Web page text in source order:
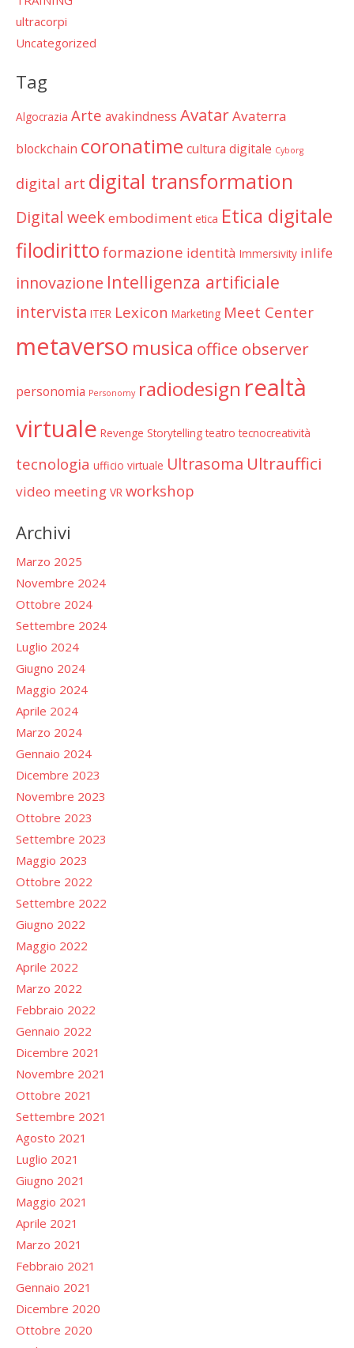
ultracorpi
Uncategorized
Tag
Algocrazia Arte avakindness AvatarAvaterra
blockchain coronatime cultura digitale Cyborg
digital art digital transformation
Digital weekembodiment etica Etica digitale
filodiritto formazione identità Immersivity inlife
innovazione Intelligenza artificiale
intervista ITER Lexicon Marketing Meet Center
metaverso musica office observer
personomia Personomy radiodesign realtà
virtuale Revenge Storytelling teatro tecnocreatività
tecnologia ufficio virtuale Ultrasoma Ultrauffici
video meeting VR workshop
Archivi
Marzo 2025
Novembre 2024
Ottobre 2024
Settembre 2024
Luglio 2024
Giugno 2024
Maggio 2024
Aprile 2024
Marzo 2024
Gennaio 2024
Dicembre 2023
Novembre 2023
Ottobre 2023
Settembre 2023
Maggio 2023
Ottobre 2022
Settembre 2022
Giugno 2022
Maggio 2022
Aprile 2022
Marzo 2022
Febbraio 2022
Gennaio 2022
Dicembre 2021
Novembre 2021
Ottobre 2021
Settembre 2021
Agosto 2021
Luglio 2021
Giugno 2021
Maggio 2021
Aprile 2021
Marzo 2021
Febbraio 2021
Gennaio 2021
Dicembre 2020
Ottobre 2020